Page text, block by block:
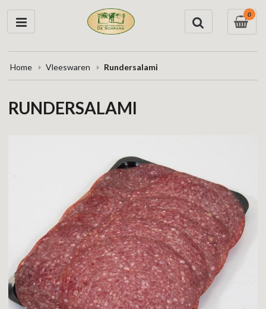
0
Home Vleeswaren Rundersalami
RUNDERSALAMI